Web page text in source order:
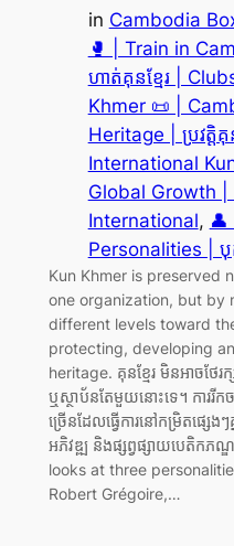
in Cambodia
🥊 | Train in
ហាត់គុនខ្មែរ |
Khmer 📜 |
Heritage | ប្រវត្តិ
International
Global Growth | ព័
International,
Personalities | បុ
Kun Khmer is preserved
one organization, but by
different levels toward
protecting, developing
heritage. គុនខ្មែរ មិនអាចថែរ
ឬស្ថាប័នតែមួយនោះទេ។ ការរីកច
ច្រើនដែលធ្វើការនៅកម្រិតផ្សេងៗ
អភិវឌ្ឍ និងផ្សព្វផ្សាយបេតិកភ
looks at three
Robert Grégoire,…